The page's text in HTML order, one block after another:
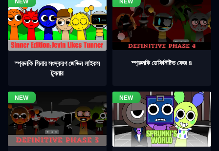
স্প্রুনকি সিনার সংস্করণ জেভিন লাইকস
ট্যুনার
স্প্রুনকি ডেফিনিটিভ ফেজ ৪